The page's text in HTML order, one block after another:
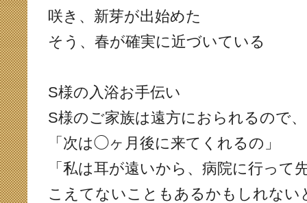
咲き、新芽が出始めた
そう、春が確実に近づいている
S様の入浴お手伝い
S様のご家族は遠方におられるので
「次は◯ヶ月後に来てくれるの」
「私は耳が遠いから、病院に行って
こえてないこともあるかもしれない